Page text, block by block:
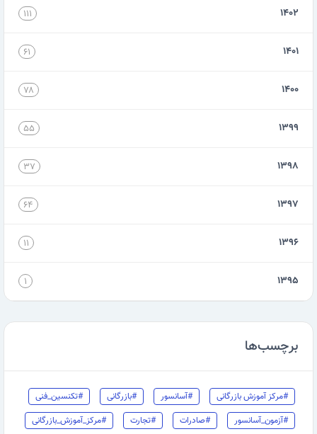
۱۴۰۲ ۱۱۱
۱۴۰۱ ۶۱
۱۴۰۰ ۷۸
۱۳۹۹ ۵۵
۱۳۹۸ ۳۷
۱۳۹۷ ۶۴
۱۳۹۶ ۱۱
۱۳۹۵ ۱
برچسب‌ها
#مرکز آموزش بازرگانی #آسانسور #بازرگانی
#تکنسین_فنی
#آزمون_آسانسور
#صادرات #تجارت
#مرکز_آموزش_بازرگانی